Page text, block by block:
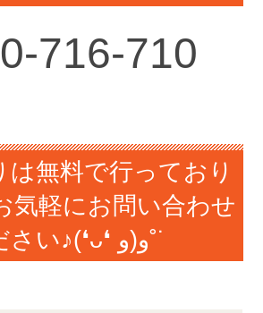
716-710
は無料で行っており
気軽にお問い合わせ
ください♪(❛ᴗ❛ و(و˚˙